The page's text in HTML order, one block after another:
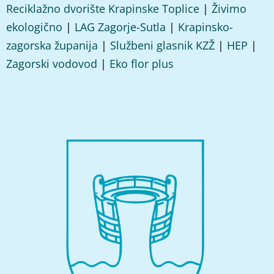
Reciklažno dvorište Krapinske Toplice | Živimo
ekologično | LAG Zagorje-Sutla | Krapinsko-
zagorska županija | Službeni glasnik KZŽ | HEP |
Zagorski vodovod | Eko flor plus